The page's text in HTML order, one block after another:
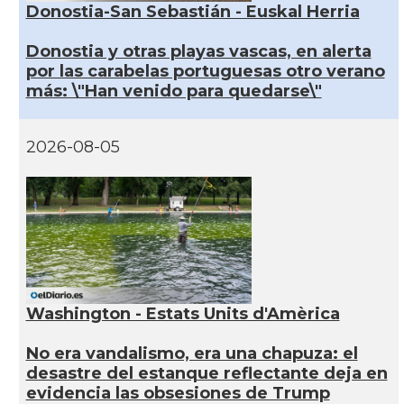
Donostia-San Sebastián - Euskal Herria
Donostia y otras playas vascas, en alerta
por las carabelas portuguesas otro verano
más: \"Han venido para quedarse\"
2026-08-05
Washington - Estats Units d'Amèrica
No era vandalismo, era una chapuza: el
desastre del estanque reflectante deja en
evidencia las obsesiones de Trump